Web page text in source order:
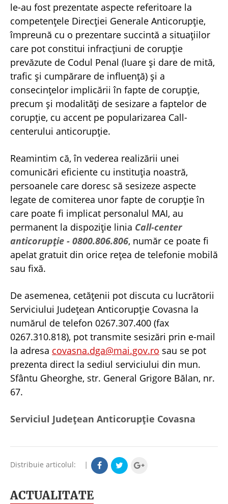
le-au fost prezentate aspecte referitoare la
competențele Direcției Generale Anticorupție,
împreună cu o prezentare succintă a situațiilor
care pot constitui infracțiuni de corupție
prevăzute de Codul Penal (luare și dare de mită,
trafic și cumpărare de influență) și a
consecințelor implicării în fapte de corupție,
precum și modalități de sesizare a faptelor de
corupție, cu accent pe popularizarea Call-
centerului anticorupție.
Reamintim că, în vederea realizării unei
comunicări eficiente cu instituția noastră,
persoanele care doresc să sesizeze aspecte
legate de comiterea unor fapte de corupție în
care poate fi implicat personalul MAI, au
permanent la dispoziție linia Call-center
anticorupție - 0800.806.806, număr ce poate fi
apelat gratuit din orice rețea de telefonie mobilă
sau fixă.
De asemenea, cetățenii pot discuta cu lucrătorii
Serviciului Județean Anticorupție Covasna la
numărul de telefon 0267.307.400 (fax
0267.310.818), pot transmite sesizări prin e-mail
la adresa covasna.dga@mai.gov.ro sau se pot
prezenta direct la sediul serviciului din mun.
Sfântu Gheorghe, str. General Grigore Bălan, nr.
67.
Serviciul Judeţean Anticorupţie Covasna
Distribuie articolul: |
ACTUALITATE